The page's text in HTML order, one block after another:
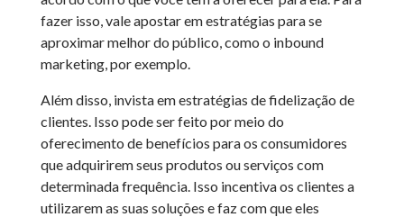
fazer isso, vale apostar em estratégias para se
aproximar melhor do público, como o inbound
marketing, por exemplo.
Além disso, invista em estratégias de fidelização de
clientes. Isso pode ser feito por meio do
oferecimento de benefícios para os consumidores
que adquirirem seus produtos ou serviços com
determinada frequência. Isso incentiva os clientes a
utilizarem as suas soluções e faz com que eles